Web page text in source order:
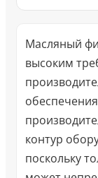
Масляный
высоким
контур
поскольку